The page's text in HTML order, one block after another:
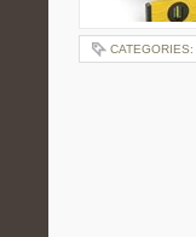
CATEGORIES: